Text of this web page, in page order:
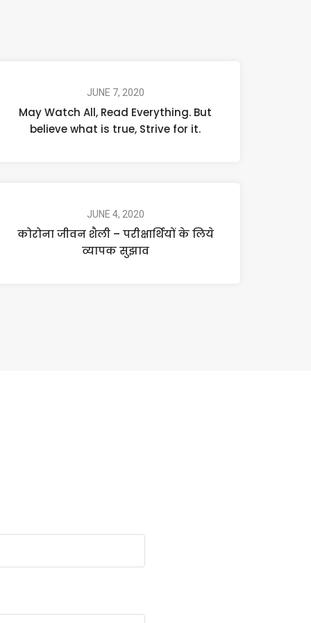
JUNE 7, 2020
May Watch All, Read Everything. But
believe what is true, Strive for it.
JUNE 4, 2020
कोरोना जीवन शैली – परीक्षार्थियों के लिये
व्यापक सुझाव